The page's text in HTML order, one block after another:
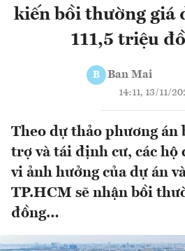
kiến bồi thường giá
111,5 triệu
B Ban Mai
14:11, 13/11/
Theo dự thảo phương án
trợ và tái định cư, các hộ
vi ảnh hưởng của dự án
TP.HCM sẽ nhận bồi
đồng…